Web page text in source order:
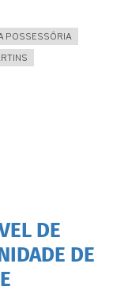
POSSESSÓRIA
DE
DE